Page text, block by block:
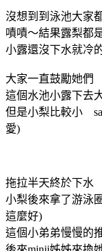
沒想到到泳池大家
嘖嘖～結果露梨都
小露還沒下水就冷
大家一直鼓勵她們
這個水池小露下去
但是小梨比較小
愛)
拖拉半天終於下水
小梨後來拿了游泳
這麼好)
這個小弟弟慢慢的